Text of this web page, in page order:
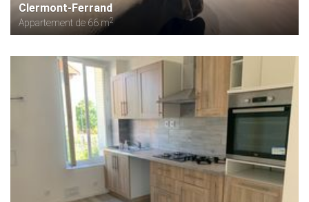
Clermont-Ferrand
Appartement de 66 m2